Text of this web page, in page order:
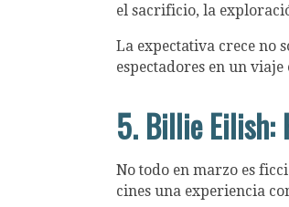
el sacrificio, la
La expectativa crece no
espectadores en un
5. Billie Eilish:
No todo en marzo es
cines una experiencia